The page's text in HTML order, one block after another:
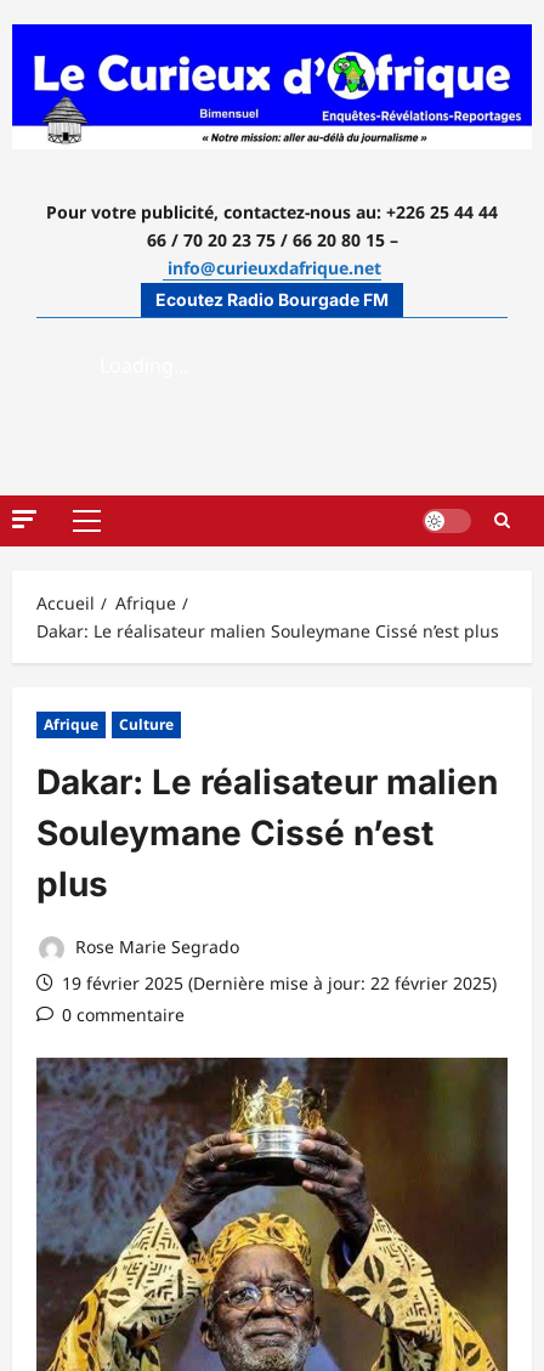
contenu
Pour votre publicité, contactez-nous au: +226 25 44 44
66 / 70 20 23 75 / 66 20 80 15 –
info@curieuxdafrique.net
Ecoutez Radio Bourgade FM
Menu
Accueil
Afrique
Dakar: Le réalisateur malien Souleymane Cissé n’est plus
Afrique Culture
Dakar: Le réalisateur malien
Souleymane Cissé n’est
plus
Rose Marie Segrado
19 février 2025 (Dernière mise à jour: 22 février 2025)
0 commentaire